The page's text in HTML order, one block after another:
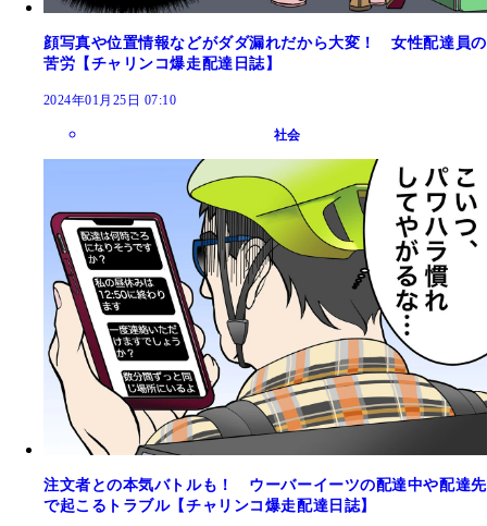
顔写真や位置情報などがダダ漏れだから大変！ 女性配達員の
苦労【チャリンコ爆走配達日誌】
2024年01月25日 07:10
社会
注文者との本気バトルも！ ウーバーイーツの配達中や配達先
で起こるトラブル【チャリンコ爆走配達日誌】